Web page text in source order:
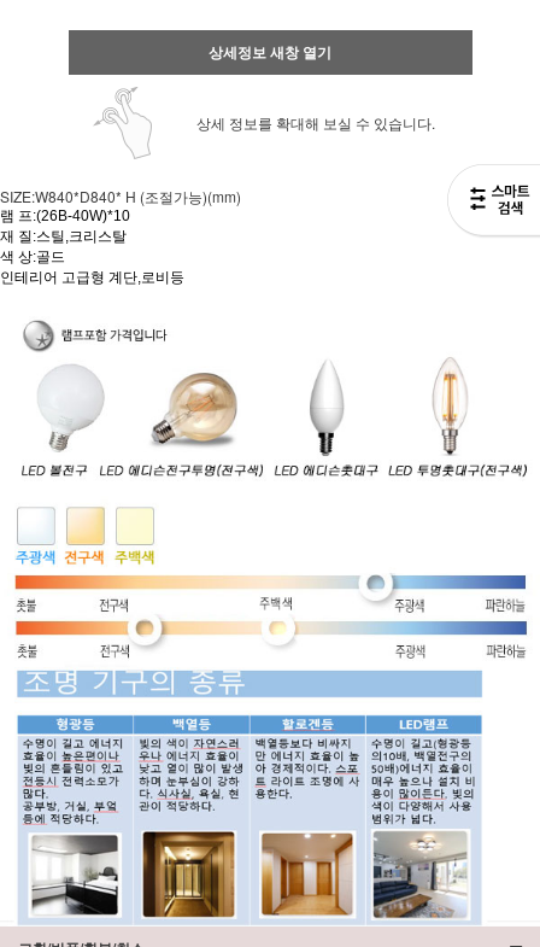
상세정보 새창 열기
상세 정보를 확대해 보실 수 있습니다.
SIZE:W840*D840* H (조절가능)(mm)
램 프:(26B-40W)*10
재 질:스틸,크리스탈
색 상:골드
인테리어 고급형 계단,로비등